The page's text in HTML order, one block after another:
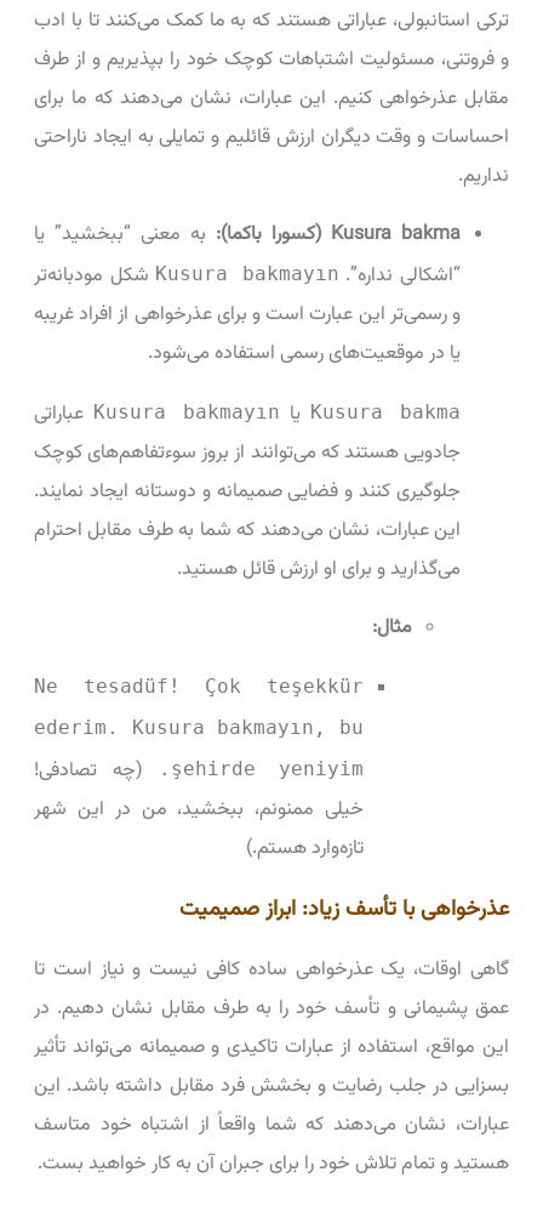
ترکی استانبولی، عباراتی هستند که به ما کمک می‌کنند تا با ادب
و فروتنی، مسئولیت اشتباهات کوچک خود را بپذیریم و از طرف
مقابل عذرخواهی کنیم. این عبارات، نشان می‌دهند که ما برای
احساسات و وقت دیگران ارزش قائلیم و تمایلی به ایجاد ناراحتی
نداریم.
Kusura bakma (کسورا باکما):
به معنی “ببخشید” یا
“اشکالی نداره”. Kusura bakmayın شکل مودبانه‌تر
و رسمی‌تر این عبارت است و برای عذرخواهی از افراد غریبه
یا در موقعیت‌های رسمی استفاده می‌شود.
Kusura bakma یا Kusura bakmayın عباراتی
جادویی هستند که می‌توانند از بروز سوءتفاهم‌های کوچک
جلوگیری کنند و فضایی صمیمانه و دوستانه ایجاد نمایند.
این عبارات، نشان می‌دهند که شما به طرف مقابل احترام
می‌گذارید و برای او ارزش قائل هستید.
مثال:
Ne tesadüf! Çok teşekkür
ederim. Kusura bakmayın, bu
şehirde yeniyim.
(چه تصادفی!
خیلی ممنونم، ببخشید، من در این شهر
تازه‌وارد هستم.)
عذرخواهی با تأسف زیاد: ابراز صمیمیت
گاهی اوقات، یک عذرخواهی ساده کافی نیست و نیاز است تا
عمق پشیمانی و تأسف خود را به طرف مقابل نشان دهیم. در
این مواقع، استفاده از عبارات تاکیدی و صمیمانه می‌تواند تأثیر
بسزایی در جلب رضایت و بخشش فرد مقابل داشته باشد. این
عبارات، نشان می‌دهند که شما واقعاً از اشتباه خود متاسف
هستید و تمام تلاش خود را برای جبران آن به کار خواهید بست.